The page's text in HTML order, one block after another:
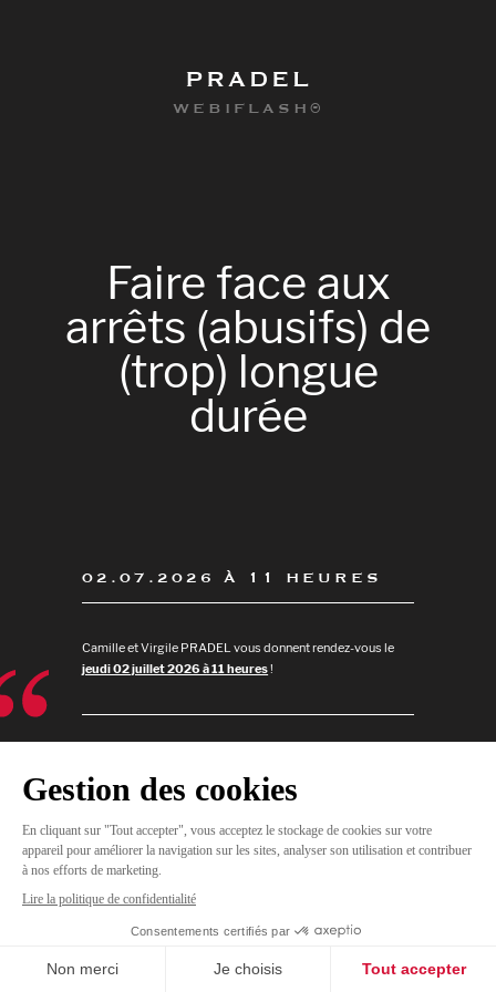
PRADEL
WEBIFLASH®
Faire face aux
arrêts (abusifs) de
(trop) longue
durée
JE
M'INSCRIS
02.07.2026 À 11 HEURES
Camille et Virgile PRADEL vous donnent rendez-vous le
jeudi 02 juillet 2026 à 11 heures!